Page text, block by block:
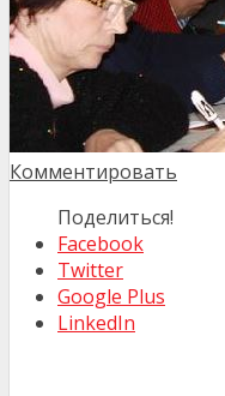
Комментировать
Поделиться!
Facebook
Twitter
Google Plus
LinkedIn